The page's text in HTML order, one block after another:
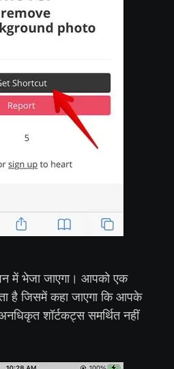
में भेजा जाएगा। आपको एक
है जिसमें कहा जाएगा कि आपके
शॉर्टकट्स समर्थित नहीं